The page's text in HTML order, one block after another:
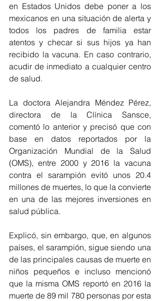
en Estados Unidos debe poner a los
mexicanos en una situación de alerta y
todos los padres de familia estar
atentos y checar si sus hijos ya han
recibido la vacuna. En caso contrario,
acudir de inmediato a cualquier centro
de salud.
La doctora Alejandra Méndez Pérez,
directora de la Clínica Sansce,
comentó lo anterior y precisó que con
base en datos reportados por la
Organización Mundial de la Salud
(OMS), entre 2000 y 2016 la vacuna
contra el sarampión evitó unos 20.4
millones de muertes, lo que la convierte
en una de las mejores inversiones en
salud pública.
Explicó, sin embargo, que, en algunos
países, el sarampión, sigue siendo una
de las principales causas de muerte en
niños pequeños e incluso mencionó
que la misma OMS reportó en 2016 la
muerte de 89 mil 780 personas por esta